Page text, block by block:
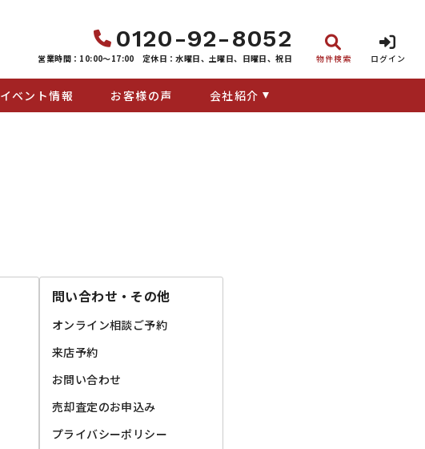
0120-92-8052
営業時間：10:00〜17:00 定休日：水曜日、土曜日、日曜日、祝日 物件検索 ログイン
イベント情報 お客様の声 会社紹介
問い合わせ・その他
オンライン相談ご予約
来店予約
お問い合わせ
売却査定のお申込み
プライバシーポリシー